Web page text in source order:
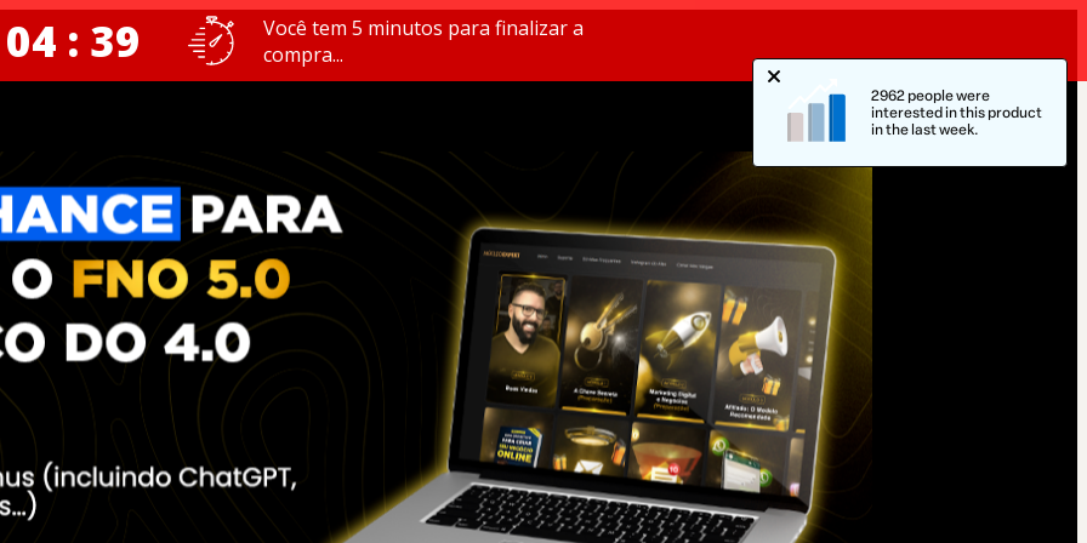
: 38
Você tem 5 minutos para finalizar a
compra...
2962 people were
interested in this product
in the last week.